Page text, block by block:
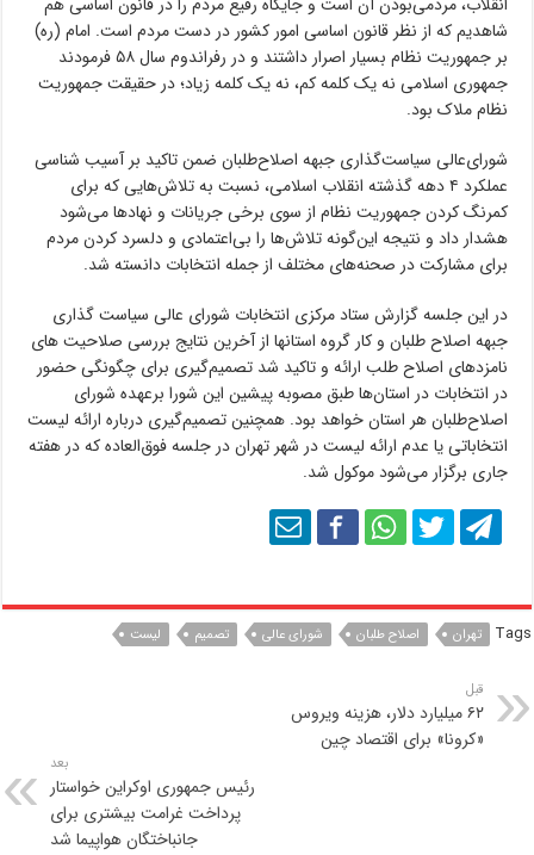
شاهدیم که از نظر قانون اساسی امور کشور در دست مردم است. امام (ره)
بر جمهوریت نظام بسیار اصرار داشتند و در رفراندوم سال ۵۸ فرمودند
جمهوری اسلامی نه یک کلمه کم، نه یک کلمه زیاد؛ در حقیقت جمهوریت
نظام ملاک بود.
شورای‌عالی سیاست‌گذاری جبهه اصلاح‌طلبان ضمن تاکید بر آسیب شناسی
عملکرد ۴ دهه گذشته انقلاب اسلامی، نسبت به تلاش‌هایی که برای
کمرنگ کردن جمهوریت نظام از سوی برخی جریانات و نهادها می‌شود
هشدار داد و نتیجه این‌گونه تلاش‌ها را بی‌اعتمادی و دلسرد کردن مردم
برای مشارکت در صحنه‌های مختلف از جمله انتخابات دانسته شد.
در این جلسه گزارش ستاد مرکزی انتخابات شورای عالی سیاست گذاری
جبهه اصلاح طلبان و کار گروه استانها از آخرین نتایج بررسی صلاحیت های
نامزدهای اصلاح طلب ارائه و تاکید شد تصمیم‌گیری برای چگونگی حضور
در انتخابات در استان‌ها طبق مصوبه پیشین این شورا برعهده شورای
اصلاح‌طلبان هر استان خواهد بود. همچنین تصمیم‌گیری درباره ارائه لیست
انتخاباتی یا عدم ارائه لیست در شهر تهران در جلسه فوق‌العاده که در هفته
جاری برگزار می‌شود موکول شد.
Tags تهران اصلاح طلبان شورای عالی تصمیم لیست
قبل
۶۲ میلیارد دلار، هزینه ویروس
«کرونا» برای اقتصاد چین
بعد
رئیس جمهوری اوکراین خواستار
پرداخت غرامت بیشتری برای
جانباختگان هواپیما شد